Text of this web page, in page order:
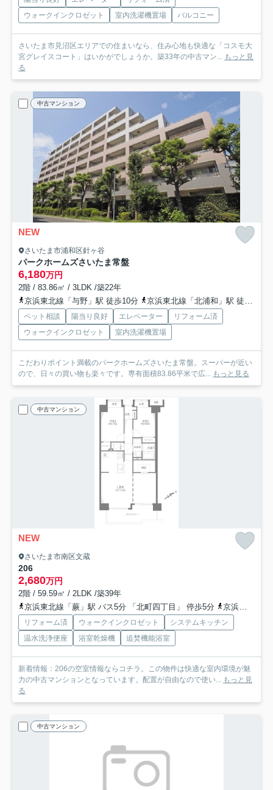
ウォークインクロゼット
室内洗濯機置場 バルコニー
さいたま市見沼区エリアでの住まいなら、住み心地も快適な「コスモ大
宮グレイスコート」はいかがでしょうか。築33年の中古マン... もっと見
る
中古マンション
NEW
さいたま市浦和区針ヶ谷
パークホームズさいたま常盤
6,180万円
2階 / 83.86㎡ / 3LDK /築22年
京浜東北線「与野」駅 徒歩10分
京浜東北線「北浦和」駅 徒歩15分
ペット相談 陽当り良好 エレベーター
リフォーム済
ウォークインクロゼット
室内洗濯機置場
こだわりポイント満載のパークホームズさいたま常盤。スーパーが近い
ので、日々の買い物も楽々です。専有面積83.86平米で広... もっと見る
中古マンション
NEW
さいたま市南区文蔵
206
2,680万円
2階 / 59.59㎡ / 2LDK /築39年
京浜東北線「蕨」駅 バス5分 「北町四丁目」 停歩5分
京浜東北線「南浦和」駅 徒歩24分
リフォーム済 ウォークインクロゼット
システムキッチン
温水洗浄便座
浴室乾燥機 追焚機能浴室
新着情報：206の空室情報ならコチラ。この物件は快適な室内環境が魅
力の中古マンションとなっています。配置が自由なので使い... もっと見
る
中古マンション